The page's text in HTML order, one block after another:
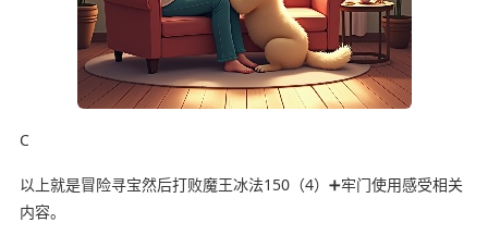
C
以上就是冒险寻宝然后打败魔王冰法150（4）➕牢门使用感受相关
内容。